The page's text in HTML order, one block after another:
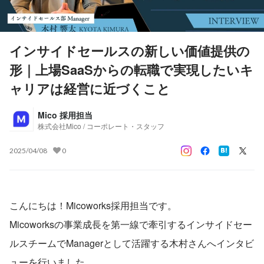
インサイドセールスの新しい価値提供の
形｜上場SaaSからの転職で実現したいキ
ャリアは経営に近づくこと
Mico 採用担当
株式会社Mico / コーポレート・スタッフ
2025/04/08 0
こんにちは！Micoworks採用担当です。
Micoworksの事業成長を第一線で牽引するインサイドセー
ルスチームでManagerとして活躍する木村さんへインタビ